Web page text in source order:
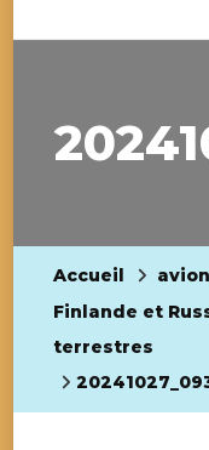
Accueil
avion
Finlande et
terrestres